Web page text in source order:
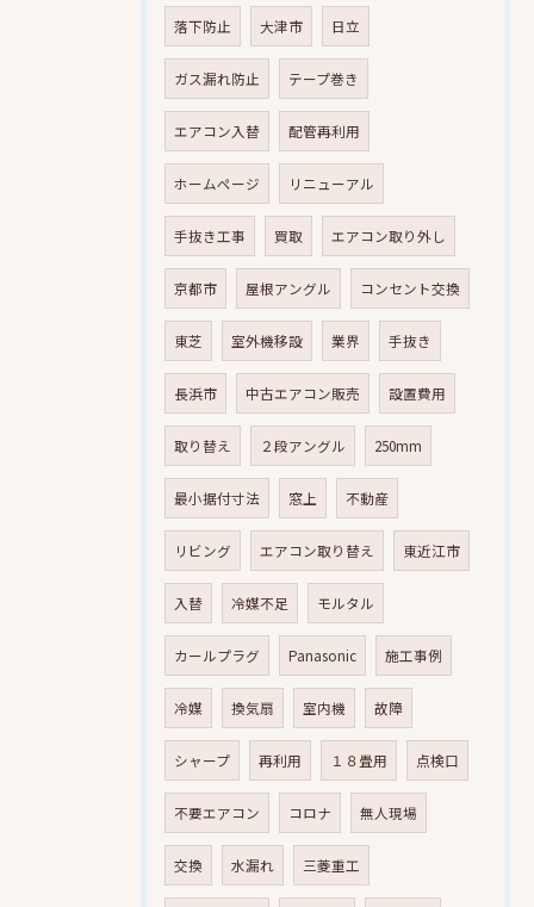
落下防止 大津市 日立
ガス漏れ防止 テープ巻き
エアコン入替 配管再利用
ホームページ リニューアル
手抜き工事 買取 エアコン取り外し
京都市 屋根アングル コンセント交換
東芝 室外機移設 業界 手抜き
長浜市 中古エアコン販売 設置費用
取り替え ２段アングル 250mm
最小据付寸法 窓上 不動産
リビング エアコン取り替え 東近江市
入替 冷媒不足 モルタル
カールプラグ Panasonic 施工事例
冷媒 換気扇 室内機 故障
シャープ 再利用 １８畳用 点検口
不要エアコン コロナ 無人現場
交換 水漏れ 三菱重工